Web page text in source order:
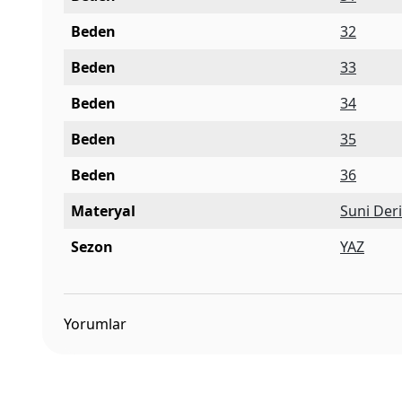
Beden
32
Beden
33
Beden
34
Beden
35
Beden
36
Materyal
Suni Deri
Sezon
YAZ
Yorumlar